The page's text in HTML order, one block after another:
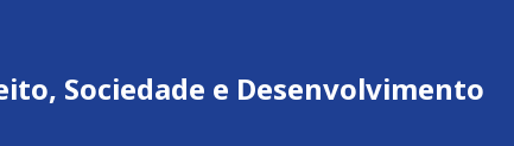
Sociedade e Desenvolvimento